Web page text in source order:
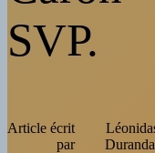
SVP.
Article écrit
par